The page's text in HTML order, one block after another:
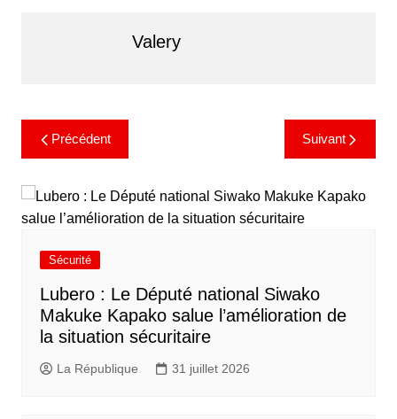
Valery
Précédent Suivant
Sécurité
Lubero : Le Député national Siwako
Makuke Kapako salue l’amélioration de
la situation sécuritaire
La République 31 juillet 2026